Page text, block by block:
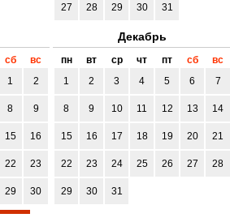
27 28 29 30 31
сб
вс
1
2
8 9
15 16
22 23
29 30
Декабрь
пн вт ср чт пт сб
вс
1
2 3 4 5 6 7
8 9 10 11 12 13 14
15 16 17 18 19 20 21
22 23 24 25 26 27 28
29 30 31